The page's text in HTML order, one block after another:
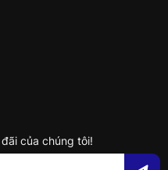
của chúng tôi!